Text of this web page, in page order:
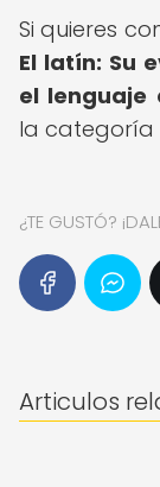
Si quieres
El latín: Su
el lenguaje
la categoría
¿TE GUSTÓ?
Articulos